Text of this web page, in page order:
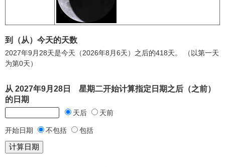
到（从）今天的天数
2027年9月28天是今天（2026年8月6天）之后的418天。 （以第一天
为第0天）
从 2027年9月28日 星期二开始计算指定日期之后（之前）
的日期
天后 天前
开始日期 不包括 包括